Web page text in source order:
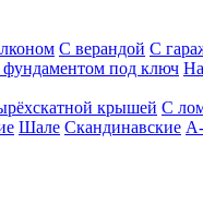
С верандой С
под ключ
крышей С
Шале Скандинавские